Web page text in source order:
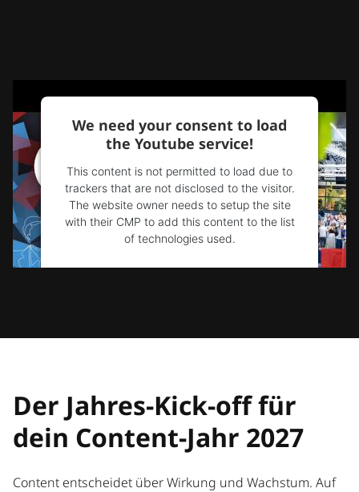
We need your consent to load
the Youtube service!
This content is not permitted to load due to
trackers that are not disclosed to the visitor.
The website owner needs to setup the site
with their CMP to add this content to the list
of technologies used.
Powered byUsercentrics Consent
Der Jahres-Kick-off für
dein Content-Jahr 2027
Content entscheidet über Wirkung und Wachstum. Auf